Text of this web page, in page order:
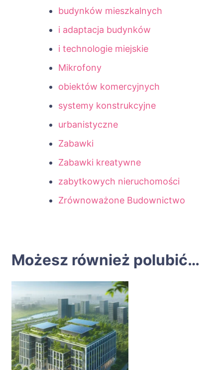
budynków mieszkalnych
i adaptacja budynków
i technologie miejskie
Mikrofony
obiektów komercyjnych
systemy konstrukcyjne
urbanistyczne
Zabawki
Zabawki kreatywne
zabytkowych nieruchomości
Zrównoważone Budownictwo
Możesz również polubić…